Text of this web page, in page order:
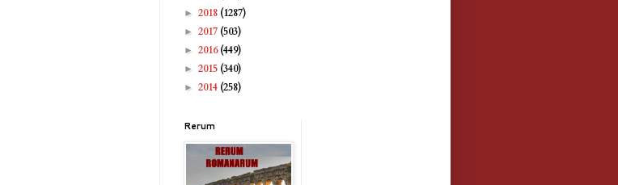
► 2018 (1287)
► 2017 (503)
► 2016(449)
► 2015 (340)
► 2014 (258)
Rerum